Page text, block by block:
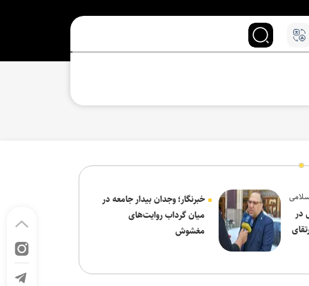
در
خبرنگار؛ وجدان بیدار جامعه در
میان گرداب روایت‌های
مغشوش